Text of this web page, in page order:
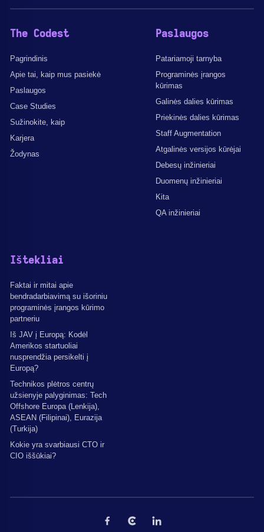
The Codest
Pagrindinis
Apie tai, kaip mus pasiekė
Paslaugos
Case Studies
Sužinokite, kaip
Karjera
Žodynas
Paslaugos
Patariamoji tarnyba
Programinės įrangos
kūrimas
Galinės dalies kūrimas
Priekinės dalies kūrimas
Staff Augmentation
Atgalinės versijos kūrėjai
Debesų inžinieriai
Duomenų inžinieriai
Kita
QA inžinieriai
Ištekliai
Faktai ir mitai apie
bendradarbiavimą su išoriniu
programinės įrangos kūrimo
partneriu
Iš JAV į Europą: Kodėl
Amerikos startuoliai
nusprendžia persikelti į
Europą?
Technikos plėtros centrų
užsienyje palyginimas: Tech
Offshore Europa (Lenkija),
ASEAN (Filipinai), Eurazija
(Turkija)
Kokie yra svarbiausi CTO ir
CIO iššūkiai?